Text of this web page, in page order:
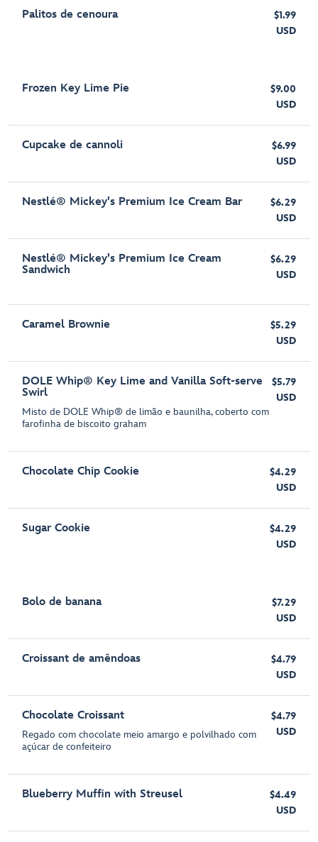
Palitos de cenoura
$1.99
USD
Frozen Key Lime Pie
$9.00
USD
Cupcake de cannoli
$6.99
USD
Nestlé® Mickey's Premium Ice Cream Bar
$6.29
USD
Nestlé® Mickey's Premium Ice Cream
Sandwich
$6.29
USD
Caramel Brownie
$5.29
USD
DOLE Whip® Key Lime and Vanilla Soft-serve
Swirl
Misto de DOLE Whip® de limão e baunilha, coberto com
farofinha de biscoito graham
$5.79
USD
Chocolate Chip Cookie
$4.29
USD
Sugar Cookie
$4.29
USD
Bolo de banana
$7.29
USD
Croissant de amêndoas
$4.79
USD
Chocolate Croissant
Regado com chocolate meio amargo e polvilhado com
açúcar de confeiteiro
$4.79
USD
Blueberry Muffin with Streusel
$4.49
USD